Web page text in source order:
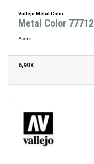
Vallejo Metal Color
Metal Color 77712
Acero
6,90€